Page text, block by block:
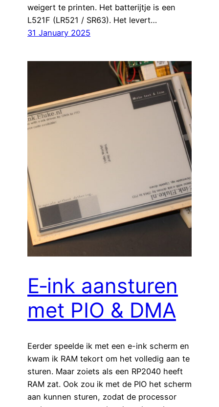
weigert te printen. Het batterijtje is een
L521F (LR521 / SR63). Het levert…
31 January 2025
E‑ink aansturen
met PIO & DMA
Eerder speelde ik met een e-ink scherm en
kwam ik RAM tekort om het volledig aan te
sturen. Maar zoiets als een RP2040 heeft
RAM zat. Ook zou ik met de PIO het scherm
aan kunnen sturen, zodat de processor